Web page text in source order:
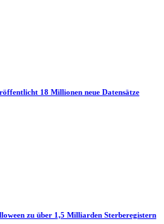
18 Millionen neue Datensätze
zu über 1,5 Milliarden Sterberegistern